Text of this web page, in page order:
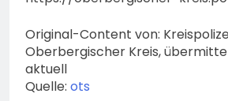
Original-Content von:
Oberbergischer Kreis,
aktuell
Quelle: ots